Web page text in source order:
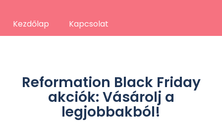
Kezdőlap Kapcsolat
Reformation Black Friday
akciók: Vásárolj a
legjobbakból!